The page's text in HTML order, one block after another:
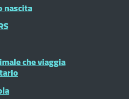
nascita
che viaggia